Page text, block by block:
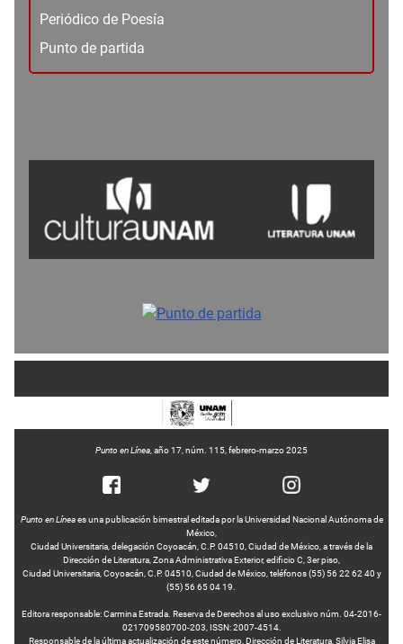
Periódico de Poesía
Punto de partida
Punto en Línea, año 17, núm. 115, febrero-marzo 2025
Punto en Líneaes una publicación bimestral editada por la Universidad Nacional Autónoma de
México,
Ciudad Universitaria, delegación Coyoacán, C.P. 04510, Ciudad de México, a través de la
Dirección de Literatura, Zona Administrativa Exterior, edificio C, 3er piso,
Ciudad Universitaria, Coyoacán, C.P. 04510, Ciudad de México, teléfonos (55) 56 22 62 40 y
(55) 56 65 04 19.
Editora responsable: Carmina Estrada. Reserva de Derechos al uso exclusivo núm. 04-2016-
021709580700-203, ISSN: 2007-4514.
Responsable de la última actualización de este número, Dirección de Literatura, Silvia Elisa